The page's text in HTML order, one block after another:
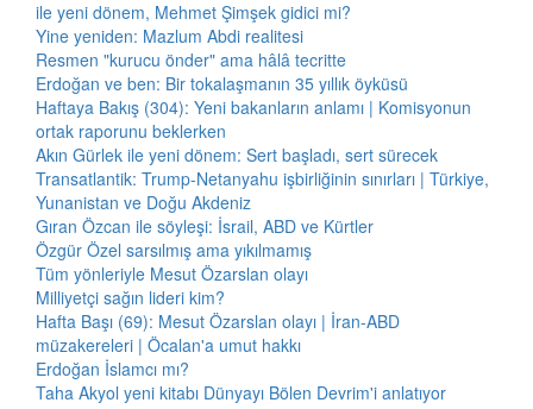
ile yeni dönem, Mehmet Şimşek gidici mi?
Yine yeniden: Mazlum Abdi realitesi
Resmen "kurucu önder" ama hâlâ tecritte
Erdoğan ve ben: Bir tokalaşmanın 35 yıllık öyküsü
Haftaya Bakış (304): Yeni bakanların anlamı | Komisyonun
ortak raporunu beklerken
Akın Gürlek ile yeni dönem: Sert başladı, sert sürecek
Transatlantik: Trump-Netanyahu işbirliğinin sınırları | Türkiye,
Yunanistan ve Doğu Akdeniz
Gıran Özcan ile söyleşi: İsrail, ABD ve Kürtler
Özgür Özel sarsılmış ama yıkılmamış
Tüm yönleriyle Mesut Özarslan olayı
Milliyetçi sağın lideri kim?
Hafta Başı (69): Mesut Özarslan olayı | İran-ABD
müzakereleri | Öcalan'a umut hakkı
Erdoğan İslamcı mı?
Taha Akyol yeni kitabı Dünyayı Bölen Devrim'i anlatıyor